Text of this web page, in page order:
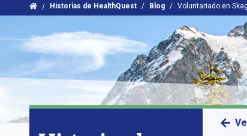
Health
Inicio Historias de HealthQuest Blog Voluntariado en